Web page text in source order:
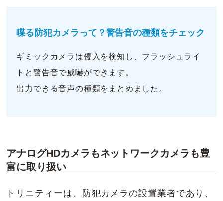
喋る防犯カメラって？警告音の種類をチェック
ギミックカメラは侵入を検知し、フラッシュライ
トと警告音で威嚇ができます。
出力できる音声の種類をまとめました。
アナログHDカメラもネットワークカメラも豊
富に取り扱い
トリニティーは、防犯カメラの設置業者であり、